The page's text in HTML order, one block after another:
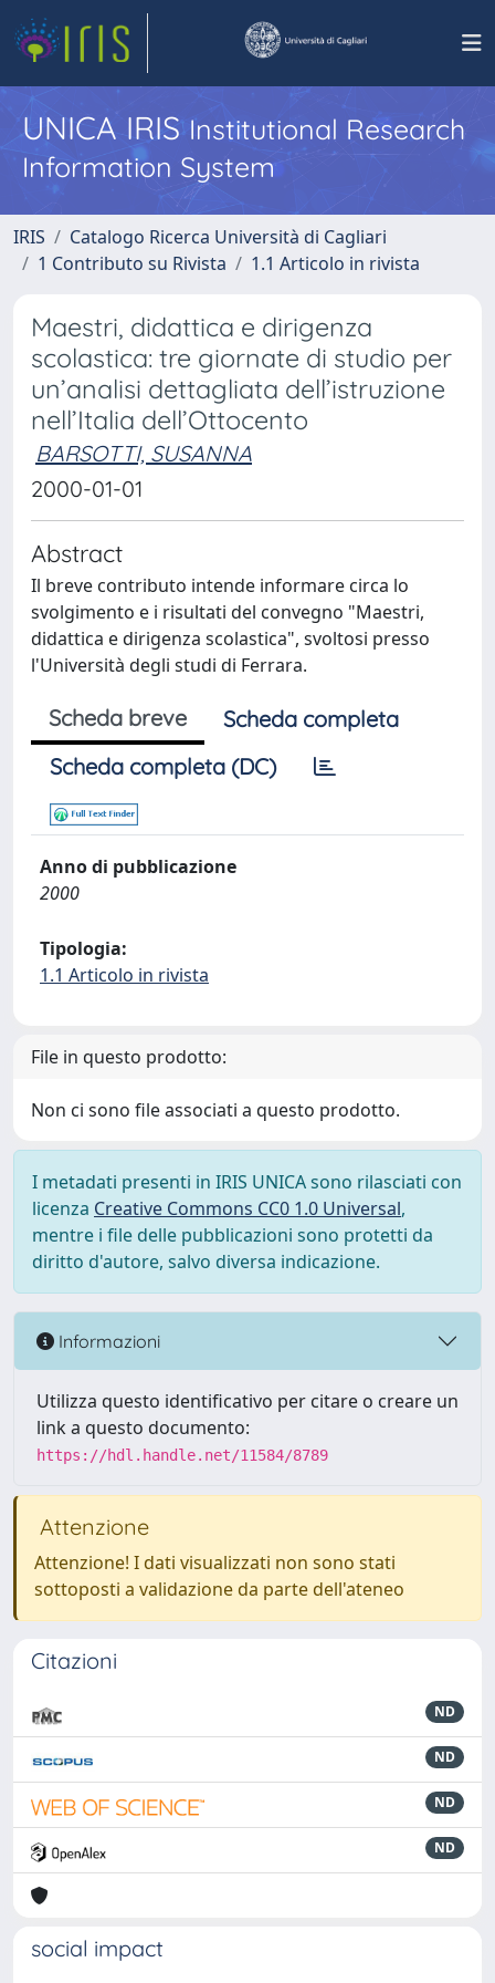
UNICA IRISInstitutional Research
Information System
IRIS
Catalogo Ricerca Università di Cagliari
1 Contributo su Rivista
1.1 Articolo in rivista
Maestri, didattica e dirigenza
scolastica: tre giornate di studio per
un’analisi dettagliata dell’istruzione
nell’Italia dell’Ottocento
BARSOTTI, SUSANNA
2000-01-01
Abstract
Il breve contributo intende informare circa lo
svolgimento e i risultati del convegno "Maestri,
didattica e dirigenza scolastica", svoltosi presso
l'Università degli studi di Ferrara.
Scheda breve
Scheda completa
Scheda completa (DC)
Anno di pubblicazione
2000
Tipologia:
1.1 Articolo in rivista
File in questo prodotto:
Non ci sono file associati a questo prodotto.
I metadati presenti in IRIS UNICA sono rilasciati con
licenza Creative Commons CC0 1.0 Universal,
mentre i file delle pubblicazioni sono protetti da
diritto d'autore, salvo diversa indicazione.
Informazioni
Utilizza questo identificativo per citare o creare un
link a questo documento:
https://hdl.handle.net/11584/8789
Attenzione
Attenzione! I dati visualizzati non sono stati
sottoposti a validazione da parte dell'ateneo
Citazioni
ND
ND
ND
ND
social impact